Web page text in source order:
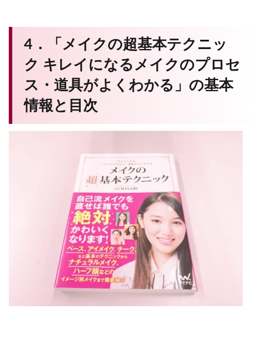
4．「メイクの超基本テクニッ
ク キレイになるメイクのプロセ
ス・道具がよくわかる」の基本
情報と目次